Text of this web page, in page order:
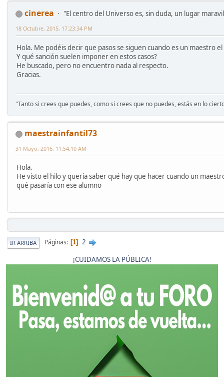
cinerea "El centro del Universo es, sin duda, un lugar
18 Octubre, 2015, 17:23:34 PM
Hola. Me podéis decir que pasos se siguen cuando es un maestro
Y qué sanción suelen imponer en estos casos?
He buscado, pero no encuentro nada al respecto.
Gracias.
"Tanto si crees que puedes, como si crees que no puedes, estás en lo
maestrainfantil73
31 Mayo, 2016, 11:54:10 AM
Hola.
He visto el hilo y quería saber qué hay que hacer cuando un
qué pasaría con ese alumno
IR ARRIBA Páginas 1
2
¡CUIDAMOS LA PÚBLICA!